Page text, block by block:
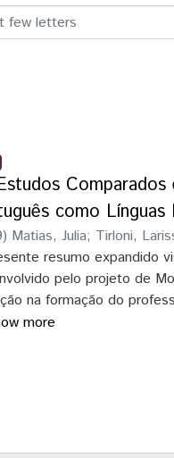
Artigos
como Línguas
) Matias, Julia; Tirloni,
resumo expandido
pelo projeto de
na formação do
A monitoria, que
acadêmico-
more